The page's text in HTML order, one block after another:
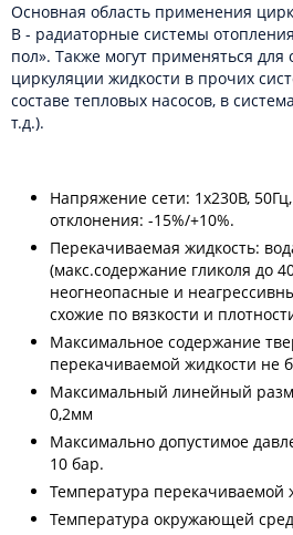
Основная область применения
B - радиаторные системы
пол». Также могут применяться для
циркуляции жидкости в прочих
составе тепловых насосов, в
т.д.).
Напряжение сети: 1х230В,
отклонения: -15%/+10%.
Перекачиваемая жидкость:
(макс.содержание гликоля до
неогнеопасные и
схожие по вязкости и
Максимальное содержание
перекачиваемой жидкости не
Максимальный линейный
0,2мм
Максимально допустимое
10 бар.
Температура перекачиваемой
Температура окружающей